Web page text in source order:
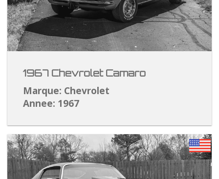
1967 Chevrolet Camaro
Marque: Chevrolet
Annee: 1967